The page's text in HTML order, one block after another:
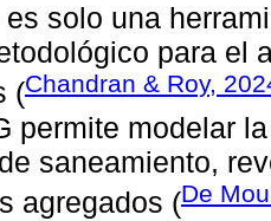
es solo una
para el
(Chandran & Roy,
permite modelar
saneamiento,
agregados (De